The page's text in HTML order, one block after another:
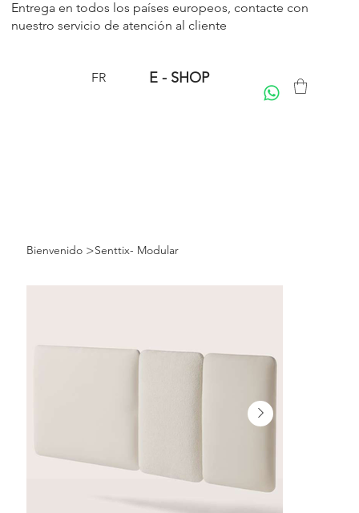
Entrega en todos los países europeos, contacte con
nuestro servicio de atención al cliente
E - SHOP
FR
Bienvenido >Senttix- Modular